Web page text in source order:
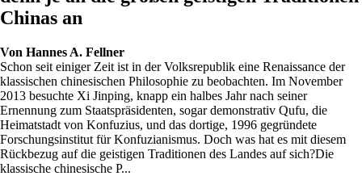
Chinas an
Von Hannes A. Fellner
Schon seit einiger Zeit ist in der Volksrepublik eine Renaissance der
klassischen chinesischen Philosophie zu beobachten. Im November
2013 besuchte Xi Jinping, knapp ein halbes Jahr nach seiner
Ernennung zum Staatspräsidenten, sogar demonstrativ Qufu, die
Heimatstadt von Konfuzius, und das dortige, 1996 gegründete
Forschungsinstitut für Konfuzianismus. Doch was hat es mit diesem
Rückbezug auf die geistigen Traditionen des Landes auf sich?Die
klassische chinesische P...